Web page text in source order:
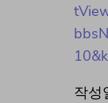
작